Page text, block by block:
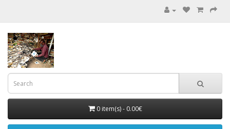
0 item(s) - 0.00€